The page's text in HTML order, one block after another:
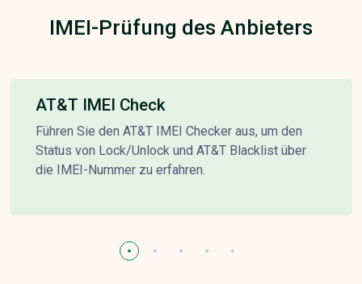
IMEI-Prüfung des Anbieters
AT&T IMEI Check
Führen Sie den AT&T IMEI Checker aus, um den
Status von Lock/Unlock und AT&T Blacklist über
die IMEI-Nummer zu erfahren.